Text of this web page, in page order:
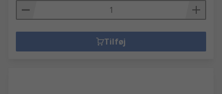
Tilføj